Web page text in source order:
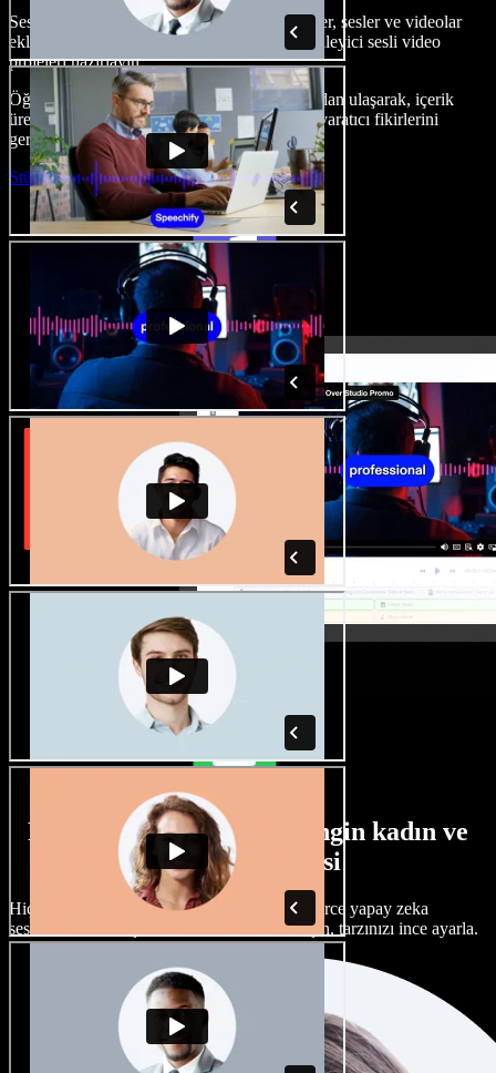
Seslendirmeler oluşturun, telifsiz stok görseller, sesler ve videolar
ekleyin, sesinizi klonlayın ve baştan sona etkileyici sesli video
projeleri hazırlayın.
Öğrenme eğrisi olmadan ve her şeye tarayıcıdan ulaşarak, içerik
üreticileri geleneksel sınırları aşabilir ve tüm yaratıcı fikirlerini
gerçeğe dönüştürebilir.
Stüdyoyu Başlat
Farklı aksanlara sahip zengin kadın ve
erkek ses seçkisi
Hiçbir proje aynı olmak zorunda değil. Yüzlerce yapay zeka
seslendirme sanatçısı ve aksan arasından seçin, tarzınızı ince ayarla.